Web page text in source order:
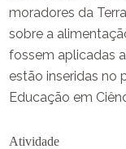
moradores da
sobre a
fossem aplicadas
estão inseridas no
Educação em
Atividade